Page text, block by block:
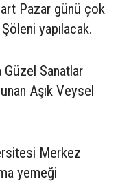
Pazar günü çok
yapılacak.
Sanatlar
Aşık Veysel
Merkez
yemeği